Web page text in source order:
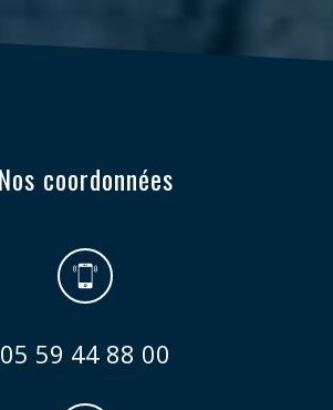
Nos coordonnées
05 59 44 88 00